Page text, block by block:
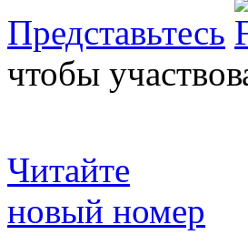
Представьтесь
чтобы
Читайте
новый номер